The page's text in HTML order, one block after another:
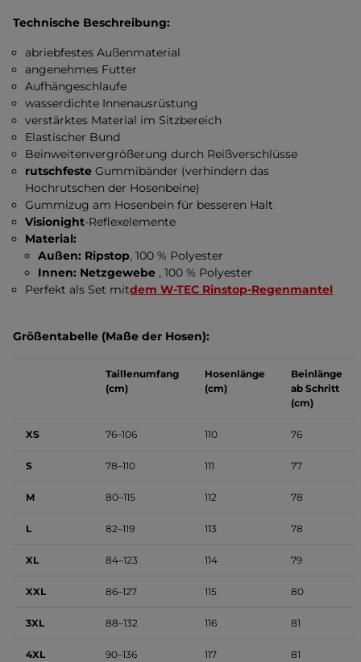
Technische Beschreibung:
abriebfestes Außenmaterial
angenehmes Futter
Aufhängeschlaufe
wasserdichte Innenausrüstung
verstärktes Material im Sitzbereich
Elastischer Bund
Beinweitenvergrößerung durch Reißverschlüsse
rutschfeste Gummibänder (verhindern das
Hochrutschen der Hosenbeine)
Gummizug am Hosenbein für besseren Halt
Visionight-Reflexelemente
Material:
Außen: Ripstop, 100 % Polyester
Innen: Netzgewebe , 100 % Polyester
Perfekt als Set mitdem W-TEC Rinstop-Regenmantel
Größentabelle (Maße der Hosen):
Taillenumfang
(cm)
Hosenlänge
(cm)
Beinlänge
ab Schritt
(cm)
XS 76–106 110 76
S 78–110 111 77
M 80–115 112 78
L 82–119 113 78
XL 84–123 114 79
XXL 86–127 115 80
3XL 88–132 116 81
4XL 90–136 117 81